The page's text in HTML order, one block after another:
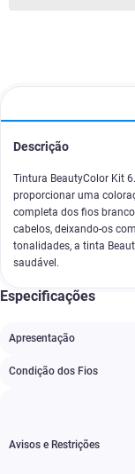
Descrição
Tintura BeautyColor Kit
proporcionar uma
completa dos fios
cabelos, deixando-os
tonalidades, a tinta
saudável.
Especificações
Apresentação
Condição dos Fios
Avisos e Restrições